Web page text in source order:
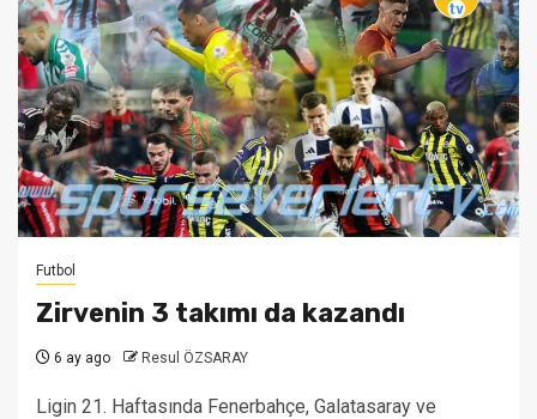
Futbol
Zirvenin 3 takımı da kazandı
6 ay ago Resul ÖZSARAY
Ligin 21. Haftasında Fenerbahçe, Galatasaray ve